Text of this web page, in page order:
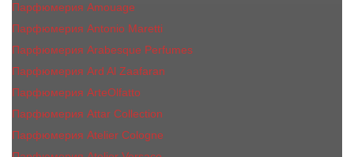
Парфюмерия Amouage
Парфюмерия Antonio Maretti
Парфюмерия Arabesque Perfumes
Парфюмерия Ard Al Zaafaran
Парфюмерия ArteOlfatto
Парфюмерия Attar Collection
Парфюмерия Atelier Cologne